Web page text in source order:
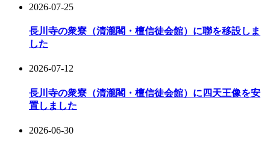
2026-07-25
長川寺の衆寮（清瀧閣・檀信徒会館）に聯を移設しま
した
2026-07-12
長川寺の衆寮（清瀧閣・檀信徒会館）に四天王像を安
置しました
2026-06-30